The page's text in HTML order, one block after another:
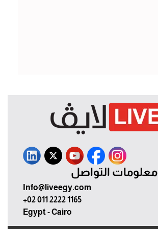
معلومات التواصل
Info@liveegy.com
+02 011 2222 1165
Egypt - Cairo